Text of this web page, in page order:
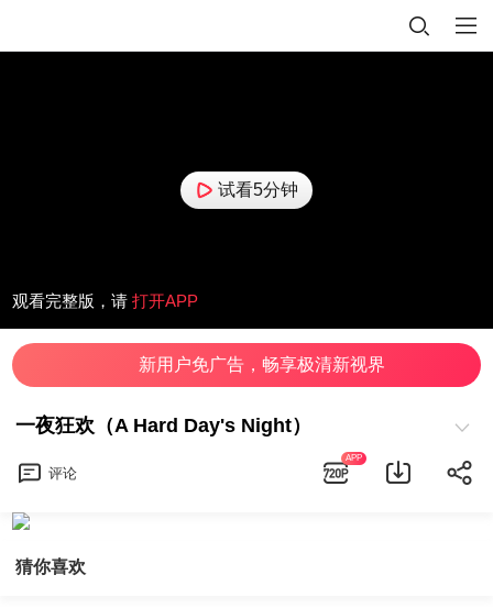
试看5分钟
观看完整版，请 打开APP
新用户免广告，畅享极清新视界
一夜狂欢（A Hard Day's Night）
评论
APP
猜你喜欢